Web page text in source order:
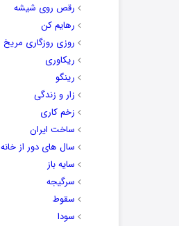
رقص روی شیشه
رهایم کن
روزی روزگاری مریخ
ریکاوری
رینگو
زار و زندگی
زخم کاری
ساخت ایران
سال های دور از خانه
سایه باز
سرگیجه
سقوط
سودا